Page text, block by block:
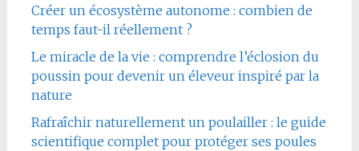
Créer un écosystème autonome : combien de
temps faut-il réellement ?
Le miracle de la vie : comprendre l’éclosion du
poussin pour devenir un éleveur inspiré par la
nature
Rafraîchir naturellement un poulailler : le guide
scientifique complet pour protéger ses poules